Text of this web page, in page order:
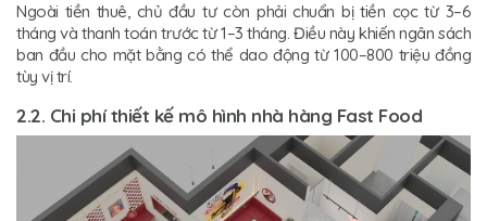
Ngoài tiền thuê, chủ đầu tư còn phải chuẩn bị tiền cọc từ 3–6
tháng và thanh toán trước từ 1–3 tháng. Điều này khiến ngân sách
ban đầu cho mặt bằng có thể dao động từ 100–800 triệu đồng
tùy vị trí.
2.2. Chi phí thiết kế mô hình nhà hàng Fast Food